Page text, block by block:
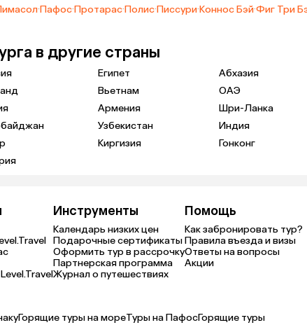
·Пафос·Протарас·Полис·Писсури·Коннос Бэй·Фиг Три
в другие страны
Египет
Абхазия
Вьетнам
ОАЭ
Армения
Шри-Ланка
Узбекистан
Индия
Киргизия
Гонконг
Инструменты
Календарь низких цен
Подарочные сертификаты
Оформить тур в рассрочку
Партнерская программа
Журнал о путешествиях
Помощь
Как забронировать тур?
Правила въезда и визы
Ответы на вопросы
Акции
Горящие туры на мореТуры на ПафосГорящие туры